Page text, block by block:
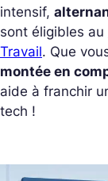
intensif,
sont éligibles au
Travail. Que
montée en
aide à franchir
tech !